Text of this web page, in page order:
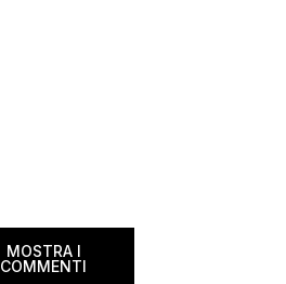
MOSTRA I
COMMENTI